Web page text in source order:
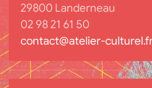
29800 Landerneau
02 98 21 61 50
contact@atelier-